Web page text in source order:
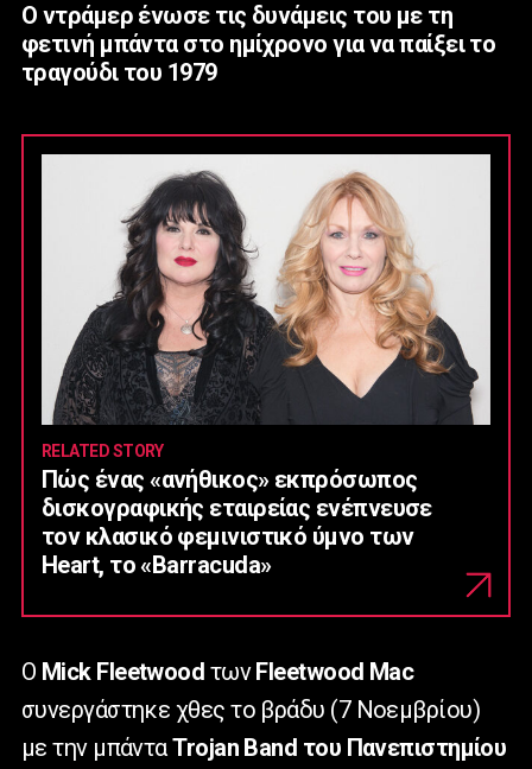
Ο ντράμερ ένωσε τις δυνάμεις του με τη
φετινή μπάντα στο ημίχρονο για να παίξει το
τραγούδι του 1979
RELATED STORY
Πώς ένας «ανήθικος» εκπρόσωπος
δισκογραφικής εταιρείας ενέπνευσε
τον κλασικό φεμινιστικό ύμνο των
Heart, το «Barracuda»
Ο Mick Fleetwood τωνFleetwood Mac
συνεργάστηκε χθες το βράδυ (7 Νοεμβρίου)
με την μπάνταTrojan Band του Πανεπιστημίου